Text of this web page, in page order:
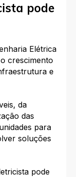
pode
Elétrica
crescimento
e
da
das
para
soluções
pode